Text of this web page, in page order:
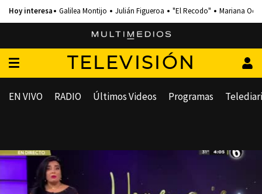
Galilea Montijo Julián Figueroa "El Recodo" Mariana
TELEVISIÓN
EN VIVO RADIO Últimos Videos Programas